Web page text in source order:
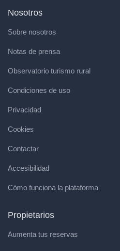
Nosotros
Sobre nosotros
Notas de prensa
Observatorio turismo rural
Condiciones de uso
Privacidad
Cookies
Contactar
Accesibilidad
Cómo funciona la plataforma
Propietarios
Aumenta tus reservas